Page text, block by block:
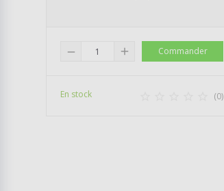
remove add Commander
En stock (0)